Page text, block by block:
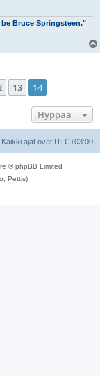
Bruce Springsteen."
13 14
Hyppää
Kaikki ajat ovat UTC+03:00
© phpBB Limited
Pettis)